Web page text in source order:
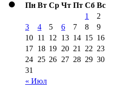
Пн Вт Ср Чт Пт Сб Вс
« Июл
1
2
3
4 5 6 7 8
9
10 11 12 13 14 15 16
17 18 19 20 21 22 23
24 25 26 27 28 29 30
31